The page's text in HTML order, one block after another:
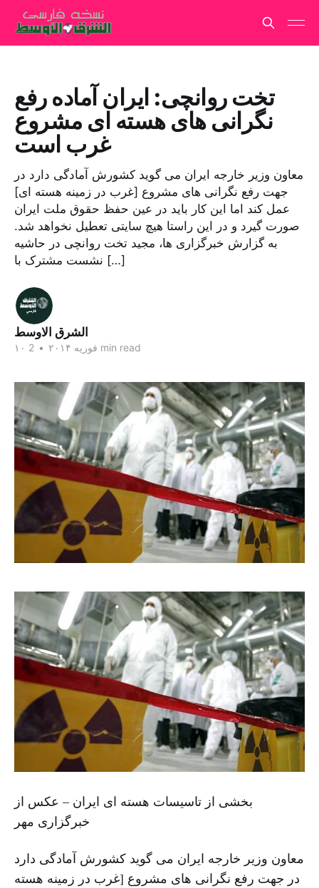
تخت روانچی: ایران آماده رفع
نگرانی های هسته ای مشروع
غرب است
معاون وزیر خارجه ایران می گوید کشورش آمادگی دارد در
جهت رفع نگرانی های مشروع [غرب در زمینه هسته ای]
عمل کند اما این کار باید در عین حفظ حقوق ملت ایران
صورت گیرد و در این راستا هیچ سایتی تعطیل نخواهد شد.
به گزارش خبرگزاری ها، مجید تخت روانچی در حاشیه
نشست مشترک با […]
الشرق الاوسط
۱۰ فوریه ۲۰۱۴ • 2 min read
بخشی از تاسیسات هسته ای ایران – عکس از
خبرگزاری مهر
معاون وزیر خارجه ایران می گوید کشورش آمادگی دارد
در جهت رفع نگرانی های مشروع [غرب در زمینه هسته